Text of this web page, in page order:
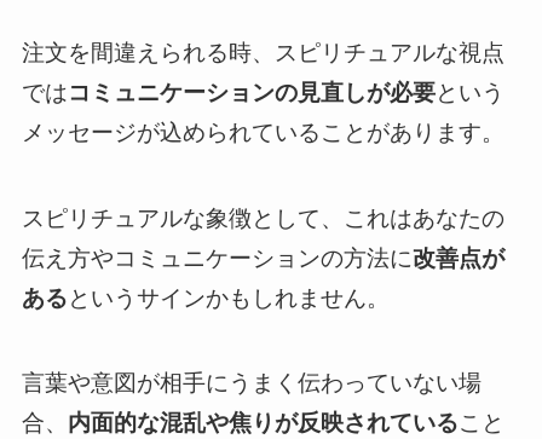
注文を間違えられる時、スピリチュアルな視点
ではコミュニケーションの見直しが必要という
メッセージが込められていることがあります。
スピリチュアルな象徴として、これはあなたの
伝え方やコミュニケーションの方法に改善点が
あるというサインかもしれません。
言葉や意図が相手にうまく伝わっていない場
合、 内面的な混乱や焦りが反映されていること